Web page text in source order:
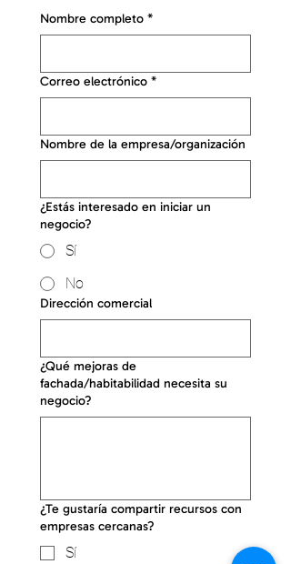
Nombre completo *
Correo electrónico *
Nombre de la empresa/organización
¿Estás interesado en iniciar un
negocio?
Sí
No
Dirección comercial
¿Qué mejoras de
fachada/habitabilidad necesita su
negocio?
¿Te gustaría compartir recursos con
empresas cercanas?
Sí